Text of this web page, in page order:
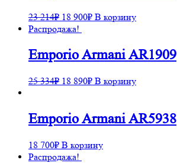
23 214₽ 18 900₽ В корзину
Распродажа!
Emporio Armani AR1909
25 334₽ 18 890₽ В корзину
Emporio Armani AR5938
18 700₽ В корзину
Распродажа!